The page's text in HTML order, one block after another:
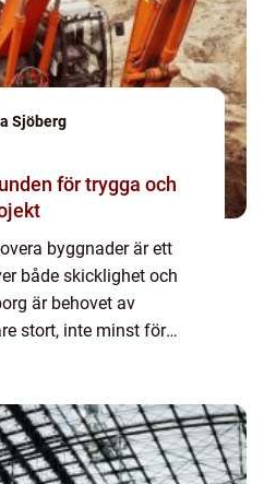
Sjöberg
för trygga och
byggnader är ett
både skicklighet och
är behovet av
stort, inte minst för